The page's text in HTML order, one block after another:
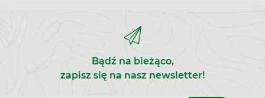
Bądź na bieżąco,
zapisz się na nasz newsletter!